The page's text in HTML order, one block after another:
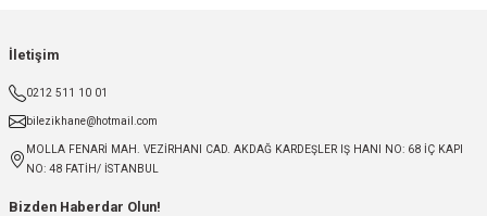
İletişim
0212 511 10 01
bilezikhane@hotmail.com
MOLLA FENARİ MAH. VEZİRHANI CAD. AKDAĞ KARDEŞLER IŞ HANI NO: 68 İÇ KAPI
NO: 48 FATİH/ İSTANBUL
Bizden Haberdar Olun!